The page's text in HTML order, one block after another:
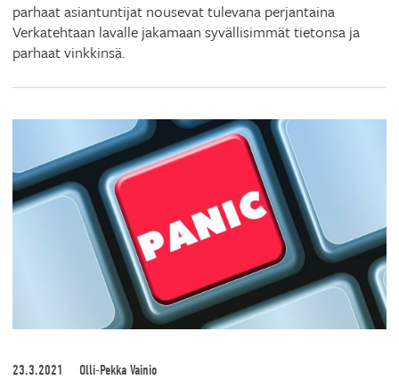
parhaat asiantuntijat nousevat tulevana perjantaina
Verkatehtaan lavalle jakamaan syvällisimmät tietonsa ja
parhaat vinkkinsä.
23.3.2021 Olli-Pekka Vainio